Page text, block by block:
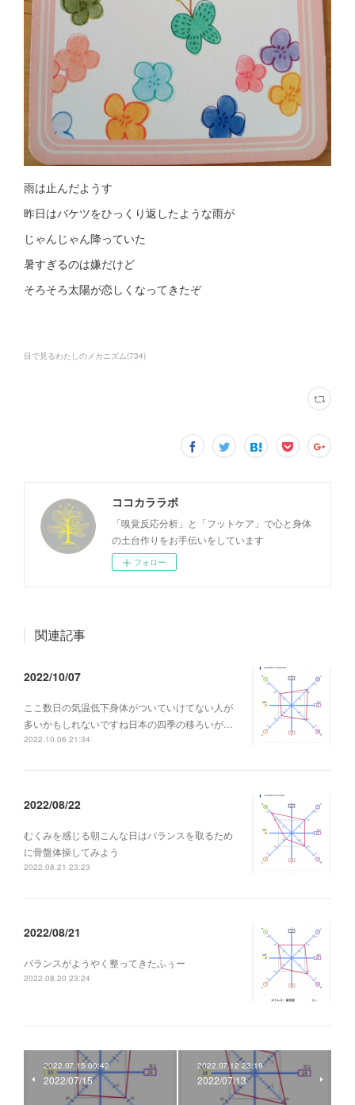
雨は止んだようす
昨日はバケツをひっくり返したような雨が
じゃんじゃん降っていた
暑すぎるのは嫌だけど
そろそろ太陽が恋しくなってきたぞ
目で見るわたしのメカニズム(734)
ココカララボ
「嗅覚反応分析」と「フットケア」で心と身体
の土台作りをお手伝いをしています
フォロー
関連記事
2022/10/07
ここ数日の気温低下身体がついていけてない人が
多いかもしれないですね日本の四季の移ろいが…
2022.10.06 21:34
2022/08/22
むくみを感じる朝こんな日はバランスを取るため
に骨盤体操してみよう
2022.08.21 23:23
2022/08/21
バランスがようやく整ってきたふぅー
2022.08.20 23:24
2022.07.15 00:42
2022/07/15
2022.07.12 23:19
2022/07/13